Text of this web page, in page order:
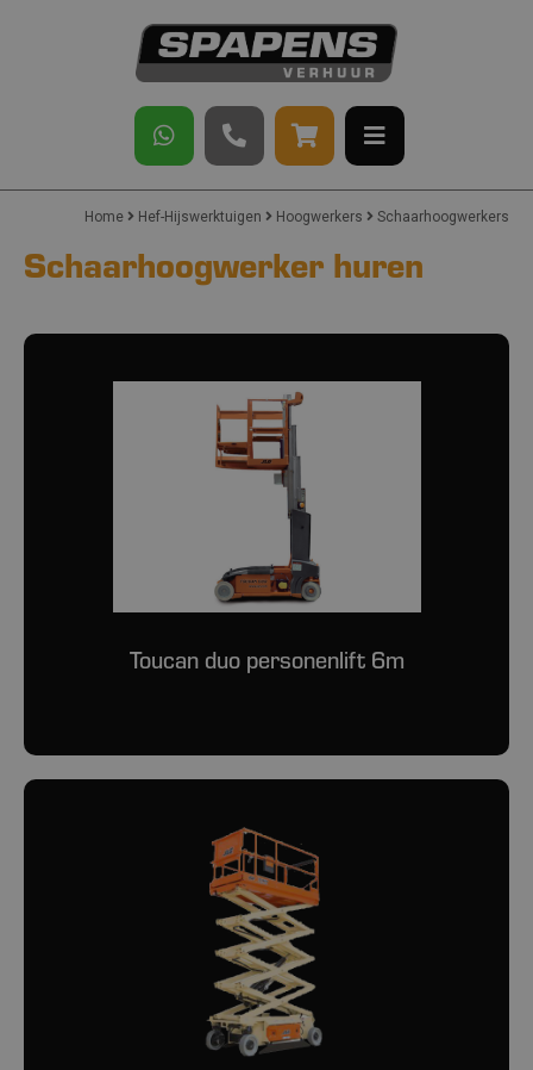
Home Hef-Hijswerktuigen Hoogwerkers Schaarhoogwerkers
Schaarhoogwerker huren
Toucan duo personenlift 6m